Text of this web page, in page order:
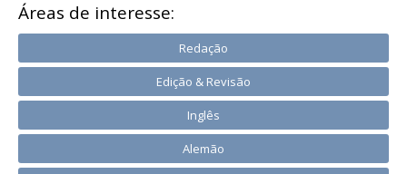
Áreas de interesse:
Redação
Edição & Revisão
Inglês
Alemão